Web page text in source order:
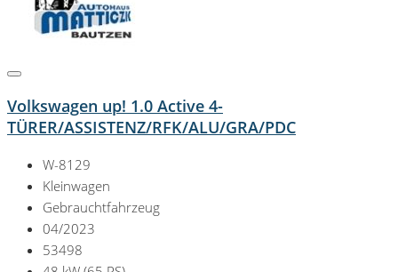
Volkswagen up! 1.0 Active 4-
TÜRER/ASSISTENZ/RFK/ALU/GRA/PDC
W-8129
Kleinwagen
Gebrauchtfahrzeug
04/2023
53498